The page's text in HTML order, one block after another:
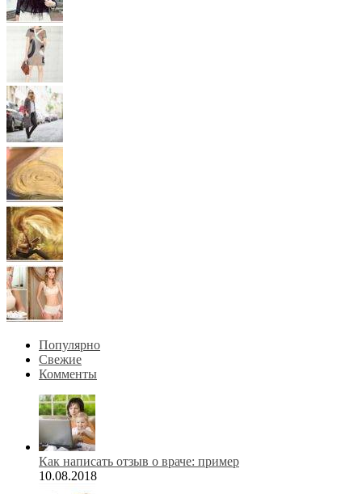
Популярно
Свежие
Комменты
Как написать отзыв о враче: пример
10.08.2018